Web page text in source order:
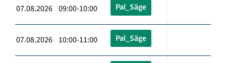
07.08.2026 09:00-10:00 Pal_Säge
07.08.2026 10:00-11:00 Pal_Säge